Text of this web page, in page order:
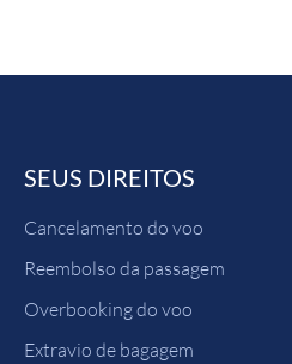
SEUS DIREITOS
Cancelamento do voo
Reembolso da passagem
Overbooking do voo
Extravio de bagagem